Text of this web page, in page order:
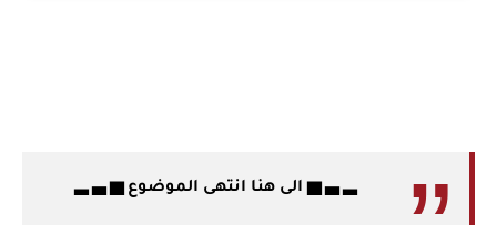
▂ ▃ ▅ الى هنا انتهى الموضوع ▅ ▃ ▂